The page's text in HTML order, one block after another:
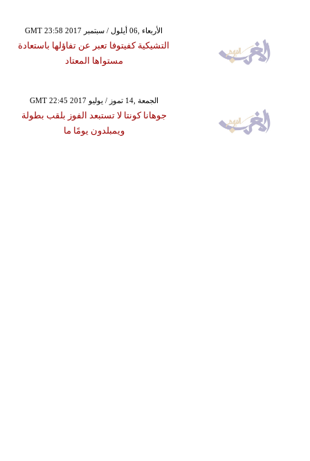
GMT 23:58 2017 الأربعاء ,06 أيلول / سبتمبر
التشيكية كفيتوفا تعبر عن تفاؤلها باستعادة
مستواها المعتاد
GMT 22:45 2017 الجمعة ,14 تموز / يوليو
جوهانا كونتا لا تستبعد الفوز بلقب بطولة
ويمبلدون يومًا ما